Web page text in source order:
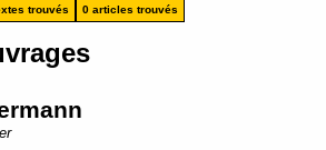
trouvés 0 articles trouvés